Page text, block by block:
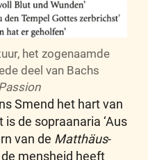
het zogenaamde
deel van Bachs
Smend het hart van
is de sopraanaria ‘Aus
van de Matthäus-
mensheid heeft